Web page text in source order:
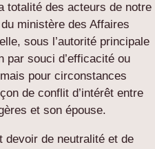
totalité des acteurs de notre
ministère des Affaires
sous l’autorité principale
par souci d’efficacité ou
pour circonstances
de conflit d’intérêt entre
et son épouse.
devoir de neutralité et de